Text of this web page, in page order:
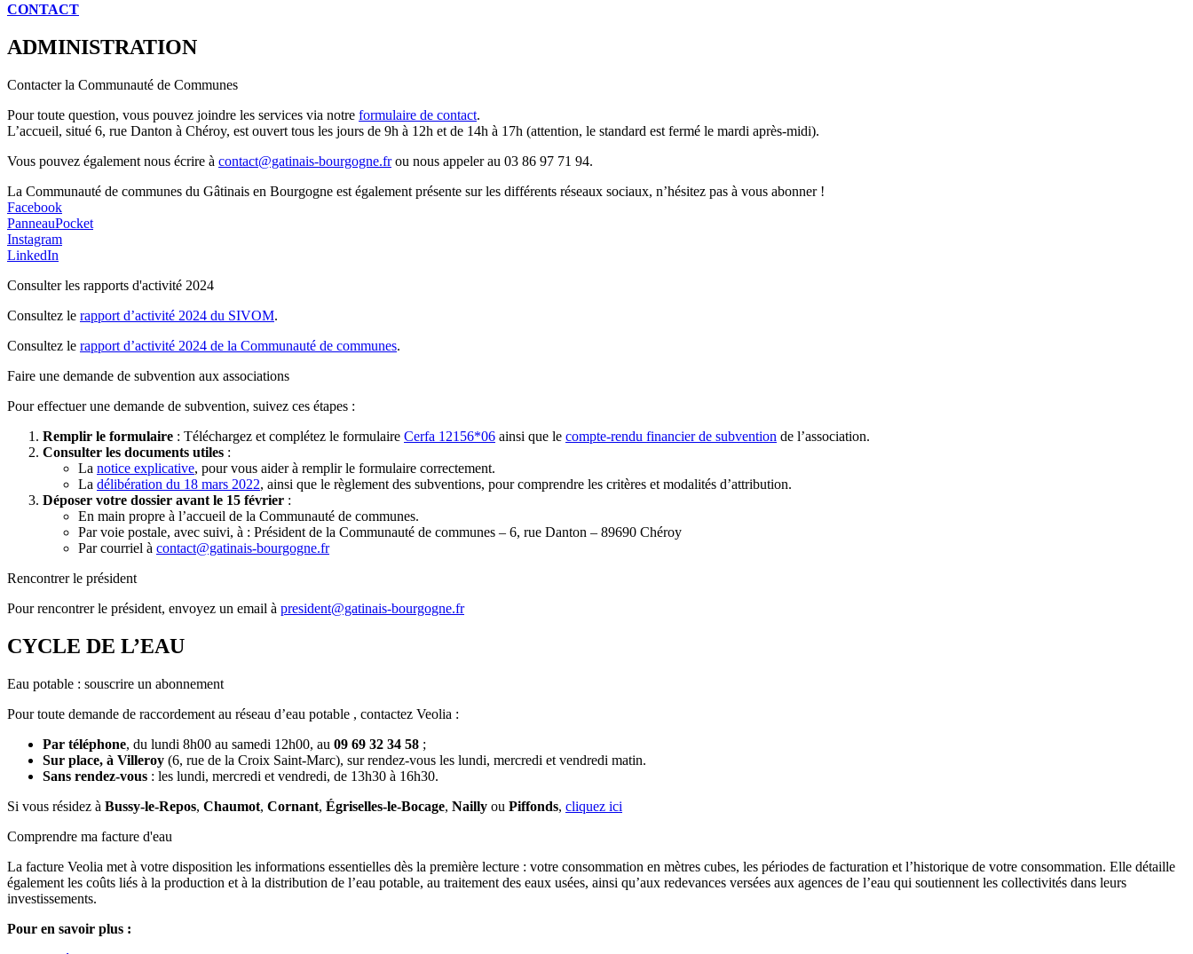
CONTACT
ADMINISTRATION
Contacter la Communauté de Communes
Pour toute question, vous pouvez joindre les services via notre formulaire de contact.
L’accueil, situé 6, rue Danton à Chéroy, est ouvert tous les jours de 9h à 12h et de 14h à 17h (attention, le standard est fermé le mardi après-midi).
Vous pouvez également nous écrire à contact@gatinais-bourgogne.frou nous appeler au 03 86 97 71 94.
La Communauté de communes du Gâtinais en Bourgogne est également présente sur les différents réseaux sociaux, n’hésitez pas à vous abonner !
Facebook
PanneauPocket
Instagram
LinkedIn
Consulter les rapports d'activité 2024
Consultez le rapport d’activité 2024 du SIVOM.
Consultez le rapport d’activité 2024 de la Communauté de communes.
Faire une demande de subvention aux associations
Pour effectuer une demande de subvention, suivez ces étapes :
Remplir le formulaire : Téléchargez et complétez le formulaire Cerfa 12156*06 ainsi que le compte-rendu financier de subvention de l’association.
Consulter les documents utiles :
La notice explicative, pour vous aider à remplir le formulaire correctement.
La délibération du 18 mars 2022, ainsi que le règlement des subventions, pour comprendre les critères et modalités d’attribution.
Déposer votre dossier avant le 15 février :
En main propre à l’accueil de la Communauté de communes.
Par voie postale, avec suivi, à : Président de la Communauté de communes – 6, rue Danton – 89690 Chéroy
Par courriel à contact@gatinais-bourgogne.fr
Rencontrer le président
Pour rencontrer le président, envoyez un email à president@gatinais-bourgogne.fr
CYCLE DE L’EAU
Eau potable : souscrire un abonnement
Pour toute demande de raccordement au réseau d’eau potable , contactez Veolia :
Par téléphone, du lundi 8h00 au samedi 12h00, au 09 69 32 34 58 ;
Sur place, à Villeroy (6, rue de la Croix Saint-Marc), sur rendez-vous les lundi, mercredi et vendredi matin.
Sans rendez-vous : les lundi, mercredi et vendredi, de 13h30 à 16h30.
Si vous résidez à Bussy-le-Repos, Chaumot, Cornant, Égriselles-le-Bocage, Nailly ou Piffonds, cliquez ici
Comprendre ma facture d'eau
La facture Veolia met à votre disposition les informations essentielles dès la première lecture : votre consommation en mètres cubes, les périodes de facturation et l’historique de votre consommation. Elle détaille
également les coûts liés à la production et à la distribution de l’eau potable, au traitement des eaux usées, ainsi qu’aux redevances versées aux agences de l’eau qui soutiennent les collectivités dans leurs
investissements.
Pour en savoir plus :